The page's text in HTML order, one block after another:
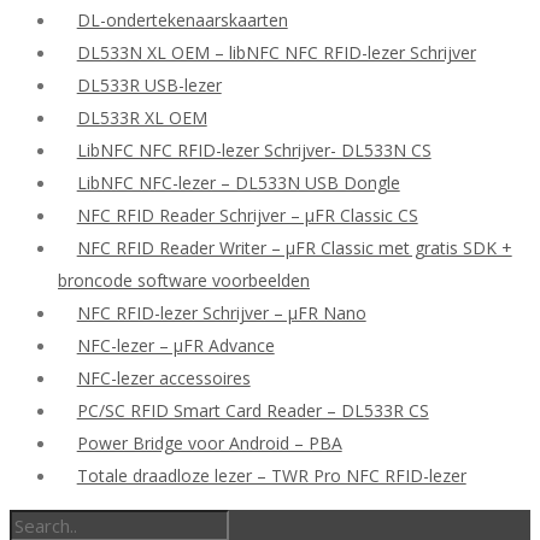
DL-ondertekenaarskaarten
DL533N XL OEM – libNFC NFC RFID-lezer Schrijver
DL533R USB-lezer
DL533R XL OEM
LibNFC NFC RFID-lezer Schrijver- DL533N CS
LibNFC NFC-lezer – DL533N USB Dongle
NFC RFID Reader Schrijver – μFR Classic CS
NFC RFID Reader Writer – μFR Classic met gratis SDK +
broncode software voorbeelden
NFC RFID-lezer Schrijver – μFR Nano
NFC-lezer – μFR Advance
NFC-lezer accessoires
PC/SC RFID Smart Card Reader – DL533R CS
Power Bridge voor Android – PBA
Totale draadloze lezer – TWR Pro NFC RFID-lezer